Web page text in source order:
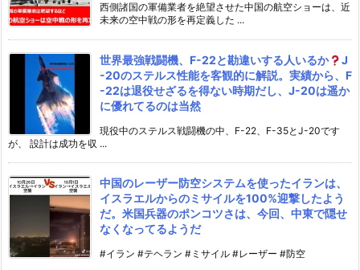
西側諸国の軍備業者を絶望させた中国の航空ショーは、近
未来の空中戦の形を再定義した ...
世界最強戦闘機、F-22と勘違いする人いるか
J
-20のステルス性能を客観的に解説。実績から、F
-22は退役せざるを得ない時期だし、J-20は遥か
に優れてるのは当然
現役中のステルス戦闘機の中、F-22、F-35とJ-20です
が、 設計は成功を収 ...
中国のレーザー防空システムを使ったイランは、
イスラエルからのミサイルを100%迎撃したよう
だ。米国兵器のポンコツさは、今回、中東で隠せ
なくなってるようだ
#イラン #テヘラン #ミサイル #レーザー #防空